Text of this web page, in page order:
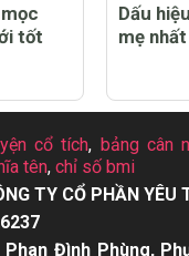
tốt
Dấu
mẹ
cổ tích, bảng cân
tên, chỉ số bmi
TY CỔ PHẦN YÊU
Đình Phùng,